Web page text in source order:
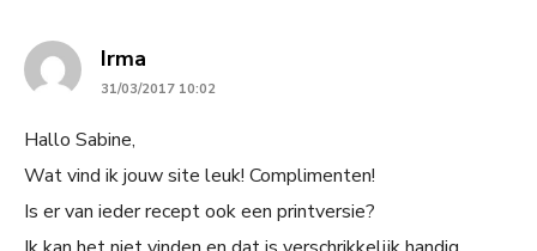
Irma
31/03/2017 10:02
Hallo Sabine,
Wat vind ik jouw site leuk! Complimenten!
Is er van ieder recept ook een printversie?